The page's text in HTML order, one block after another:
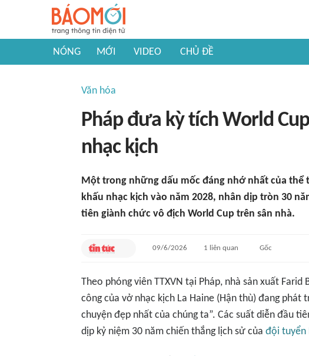
NÓNG MỚI VIDEO CHỦ ĐỀ
Văn hóa
Pháp đưa kỳ tích World
nhạc kịch
Một trong những dấu mốc đáng nhớ nhất của thể
khấu nhạc kịch vào năm 2028, nhân dịp tròn 30
tiên giành chức vô địch World Cup trên sân nhà.
09/6/2026 1 liên quan Gốc
Theo phóng viên TTXVN tại Pháp, nhà sản xuất
công của vở nhạc kịch La Haine (Hận thù) đang
chuyện đẹp nhất của chúng ta”. Các suất diễn đầu
dịp kỷ niệm 30 năm chiến thắng lịch sử của đội tuyển